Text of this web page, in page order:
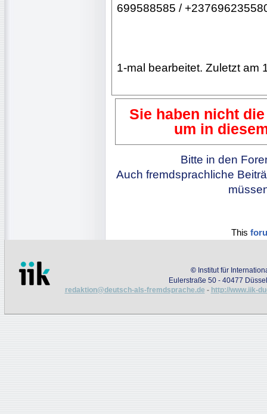
699588585 /
1-mal bearbeitet. Zuletzt am
Sie haben nicht
um in
Bitte in den
Auch fremdsprachliche
This
© Institut für
Eulerstraße 50 - 40477
redaktion@deutsch-als-fremdsprache.de - http://www.iik-